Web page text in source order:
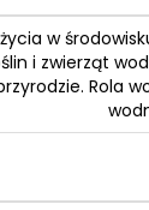
w
i zwierząt
Rola